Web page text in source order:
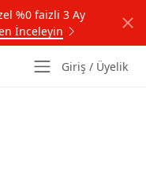
%0 faizli 3 Ay
İnceleyin
Giriş / Üyelik